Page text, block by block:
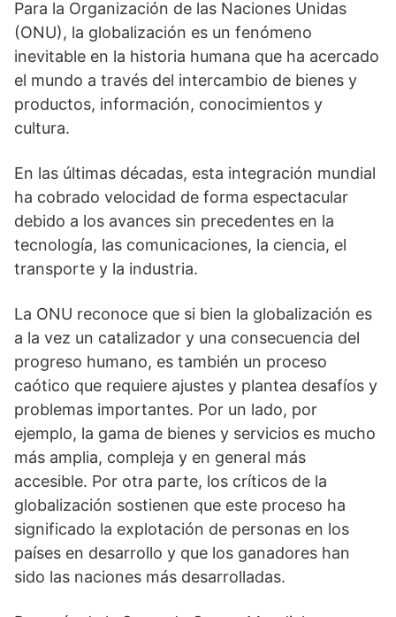
Para la Organización de las Naciones Unidas
(ONU), la globalización es un fenómeno
inevitable en la historia humana que ha acercado
el mundo a través del intercambio de bienes y
productos, información, conocimientos y
cultura.
En las últimas décadas, esta integración mundial
ha cobrado velocidad de forma espectacular
debido a los avances sin precedentes en la
tecnología, las comunicaciones, la ciencia, el
transporte y la industria.
La ONU reconoce que si bien la globalización es
a la vez un catalizador y una consecuencia del
progreso humano, es también un proceso
caótico que requiere ajustes y plantea desafíos y
problemas importantes. Por un lado, por
ejemplo, la gama de bienes y servicios es mucho
más amplia, compleja y en general más
accesible. Por otra parte, los críticos de la
globalización sostienen que este proceso ha
significado la explotación de personas en los
países en desarrollo y que los ganadores han
sido las naciones más desarrolladas.